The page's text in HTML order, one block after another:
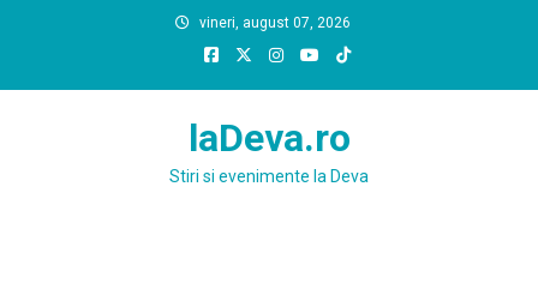
vineri, august 07, 2026
laDeva.ro
Stiri si evenimente la Deva